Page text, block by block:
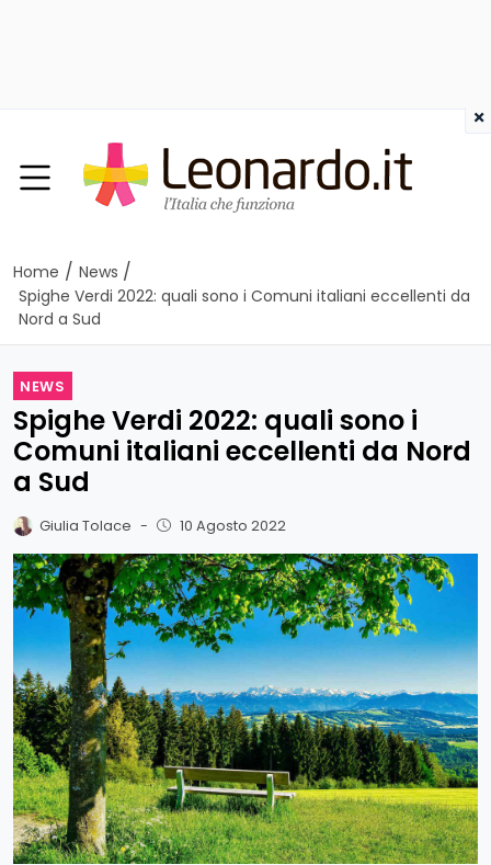
Home / News /
Spighe Verdi 2022: quali sono i Comuni italiani eccellenti da
Nord a Sud
NEWS
Spighe Verdi 2022: quali sono i
Comuni italiani eccellenti da Nord
a Sud
Giulia Tolace - 10 Agosto 2022
×